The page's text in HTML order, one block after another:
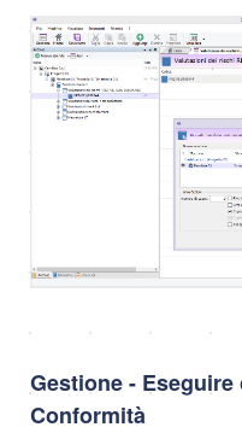
Gestione -
Conformità